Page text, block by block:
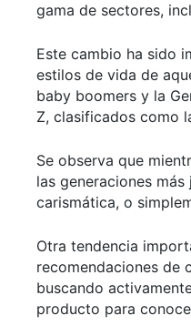
gama de sectores,
Este cambio ha sido
estilos de vida de
baby boomers y la
Z, clasificados como
Se observa que
las generaciones
carismática, o
Otra tendencia
recomendaciones de
buscando
producto para